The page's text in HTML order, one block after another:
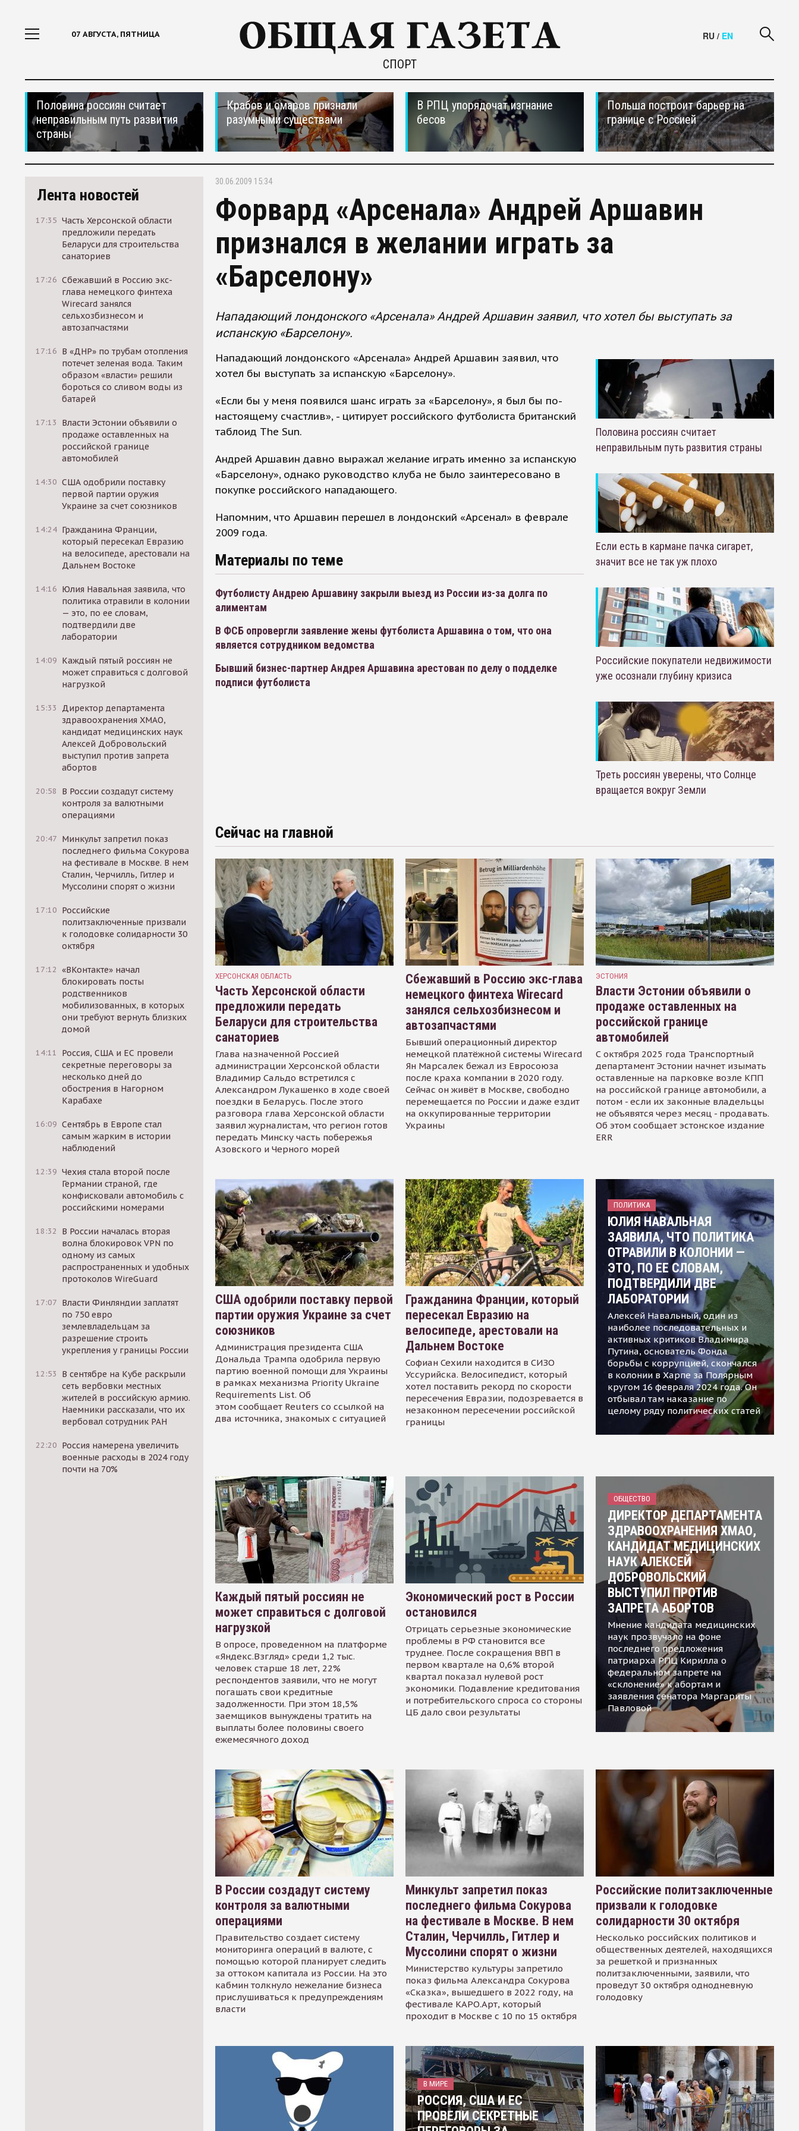
07 АВГУСТА, ПЯТНИЦА
СПОРТ
RU / EN
Половина россиян считает
неправильным путь развития
страны
Крабов и омаров признали
разумными существами
В РПЦ упорядочат изгнание
бесов
Польша построит барьер на
границе с Россией
Лента новостей
17:35 Часть Херсонской области
предложили передать
Беларуси для строительства
санаториев
17:26 Сбежавший в Россию экс-
глава немецкого финтеха
Wirecard занялся
сельхозбизнесом и
автозапчастями
17:16 В «ДНР» по трубам отопления
потечет зеленая вода. Таким
образом «власти» решили
бороться со сливом воды из
батарей
17:13
Власти Эстонии объявили о
продаже оставленных на
российской границе
автомобилей
14:30 США одобрили поставку
первой партии оружия
Украине за счет союзников
14:24 Гражданина Франции,
который пересекал Евразию
на велосипеде, арестовали на
Дальнем Востоке
14:16 Юлия Навальная заявила, что
политика отравили в колонии
— это, по ее словам,
подтвердили две
лаборатории
14:09 Каждый пятый россиян не
может справиться с долговой
нагрузкой
15:33
Директор департамента
здравоохранения ХМАО,
кандидат медицинских наук
Алексей Добровольский
выступил против запрета
абортов
20:58
В России создадут систему
контроля за валютными
операциями
20:47 Минкульт запретил показ
последнего фильма Сокурова
на фестивале в Москве. В нем
Сталин, Черчилль, Гитлер и
Муссолини спорят о жизни
17:10 Российские
политзаключенные призвали
к голодовке солидарности 30
октября
17:12 «ВКонтакте» начал
блокировать посты
родственников
мобилизованных, в которых
они требуют вернуть близких
домой
14:11
Россия, США и ЕС провели
секретные переговоры за
несколько дней до
обострения в Нагорном
Карабахе
16:09 Сентябрь в Европе стал
самым жарким в истории
наблюдений
12:39 Чехия стала второй после
Германии страной, где
конфисковали автомобиль с
российскими номерами
18:32
В России началась вторая
волна блокировок VPN по
одному из самых
распространенных и удобных
протоколов WireGuard
17:07 Власти Финляндии заплатят
по 750 евро
землевладельцам за
разрешение строить
укрепления у границы России
12:53
В сентябре на Кубе раскрыли
сеть вербовки местных
жителей в российскую армию.
Наемники рассказали, что их
вербовал сотрудник РАН
22:20 Россия намерена увеличить
военные расходы в 2024 году
почти на 70%
30.06.2009 15:34
Форвард «Арсенала» Андрей Аршавин
признался в желании играть за
«Барселону»
Нападающий лондонского «Арсенала» Андрей Аршавин заявил, что хотел бы выступать за
испанскую «Барселону».
Нападающий лондонского «Арсенала» Андрей Аршавин заявил, что
хотел бы выступать за испанскую «Барселону».
«Если бы у меня появился шанс играть за «Барселону», я был бы по-
настоящему счастлив», - цитирует российского футболиста британский
таблоид The Sun.
Андрей Аршавин давно выражал желание играть именно за испанскую
«Барселону», однако руководство клуба не было заинтересовано в
покупке российского нападающего.
Напомним, что Аршавин перешел в лондонский «Арсенал» в феврале
2009 года.
Материалы по теме
Футболисту Андрею Аршавину закрыли выезд из России из-за долга по
алиментам
В ФСБ опровергли заявление жены футболиста Аршавина о том, что она
является сотрудником ведомства
Бывший бизнес-партнер Андрея Аршавина арестован по делу о подделке
подписи футболиста
Половина россиян считает
неправильным путь развития страны
Если есть в кармане пачка сигарет,
значит все не так уж плохо
Российские покупатели недвижимости
уже осознали глубину кризиса
Треть россиян уверены, что Солнце
вращается вокруг Земли
Сейчас на главной
ХЕРСОНСКАЯ ОБЛАСТЬ
Часть Херсонской области
предложили передать
Беларуси для строительства
санаториев
Глава назначенной Россией
администрации Херсонской области
Владимир Сальдо встретился с
Александром Лукашенко в ходе своей
поездки в Беларусь. После этого
разговора глава Херсонской области
заявил журналистам, что регион готов
передать Минску часть побережья
Азовского и Черного морей
Сбежавший в Россию экс-глава
немецкого финтеха Wirecard
занялся сельхозбизнесом и
автозапчастями
Бывший операционный директор
немецкой платёжной системы Wirecard
Ян Марсалек бежал из Евросоюза
после краха компании в 2020 году.
Сейчас он живёт в Москве, свободно
перемещается по России и даже ездит
на оккупированные территории
Украины
ЭСТОНИЯ
Власти Эстонии объявили о
продаже оставленных на
российской границе
автомобилей
С октября 2025 года Транспортный
департамент Эстонии начнет изымать
оставленные на парковке возле КПП
на российской границе автомобили, а
потом - если их законные владельцы
не объявятся через месяц - продавать.
Об этом сообщает эстонское издание
ERR
США одобрили поставку первой
партии оружия Украине за счет
союзников
Администрация президента США
Дональда Трампа одобрила первую
партию военной помощи для Украины
в рамках механизма Priority Ukraine
Requirements List. Об
этом сообщает Reuters со ссылкой на
два источника, знакомых с ситуацией
Гражданина Франции, который
пересекал Евразию на
велосипеде, арестовали на
Дальнем Востоке
Софиан Сехили находится в СИЗО
Уссурийска. Велосипедист, который
хотел поставить рекорд по скорости
пересечения Евразии, подозревается в
незаконном пересечении российской
границы
ПОЛИТИКА
ЮЛИЯ НАВАЛЬНАЯ
ЗАЯВИЛА, ЧТО ПОЛИТИКА
ОТРАВИЛИ В КОЛОНИИ —
ЭТО, ПО ЕЕ СЛОВАМ,
ПОДТВЕРДИЛИ ДВЕ
ЛАБОРАТОРИИ
Алексей Навальный, один из
наиболее последовательных и
активных критиков Владимира
Путина, основатель Фонда
борьбы с коррупцией, скончался
в колонии в Харпе за Полярным
кругом 16 февраля 2024 года. Он
отбывал там наказание по
целому ряду политических статей
Каждый пятый россиян не
может справиться с долговой
нагрузкой
В опросе, проведенном на платформе
«Яндекс.Взгляд» среди 1,2 тыс.
человек старше 18 лет, 22%
респондентов заявили, что не могут
погашать свои кредитные
задолженности. При этом 18,5%
заемщиков вынуждены тратить на
выплаты более половины своего
ежемесячного доход
Экономический рост в России
остановился
Отрицать серьезные экономические
проблемы в РФ становится все
труднее. После сокращения ВВП в
первом квартале на 0,6% второй
квартал показал нулевой рост
экономики. Подавление кредитования
и потребительского спроса со стороны
ЦБ дало свои результаты
ОБЩЕСТВО
ДИРЕКТОР ДЕПАРТАМЕНТА
ЗДРАВООХРАНЕНИЯ ХМАО,
КАНДИДАТ МЕДИЦИНСКИХ
НАУК АЛЕКСЕЙ
ДОБРОВОЛЬСКИЙ
ВЫСТУПИЛ ПРОТИВ
ЗАПРЕТА АБОРТОВ
Мнение кандидата медицинских
наук прозвучало на фоне
последнего предложения
патриарха РПЦ Кирилла о
федеральном запрете на
«склонение» к абортам и
заявления сенатора Маргариты
Павловой
В России создадут систему
контроля за валютными
операциями
Правительство создает систему
мониторинга операций в валюте, с
помощью которой планирует следить
за оттоком капитала из России. На это
кабмин толкнуло нежелание бизнеса
прислушиваться к предупреждениям
власти
Минкульт запретил показ
последнего фильма Сокурова
на фестивале в Москве. В нем
Сталин, Черчилль, Гитлер и
Муссолини спорят о жизни
Министерство культуры запретило
показ фильма Александра Сокурова
«Сказка», вышедшего в 2022 году, на
фестивале КАРО.Арт, который
проходит в Москве с 10 по 15 октября
Российские политзаключенные
призвали к голодовке
солидарности 30 октября
Несколько российских политиков и
общественных деятелей, находящихся
за решеткой и признанных
политзаключенными, заявили, что
проведут 30 октября однодневную
голодовку
В МИРЕ
РОССИЯ, США И ЕС
ПРОВЕЛИ СЕКРЕТНЫЕ